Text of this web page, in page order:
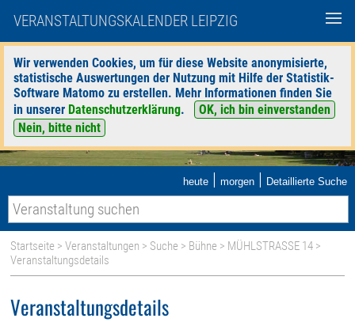
VERANSTALTUNGSKALENDER LEIPZIG
Wir verwenden Cookies, um für diese Website anonymisierte,
statistische Auswertungen der Nutzung mit Hilfe der Statistik-
Software Matomo zu erstellen. Mehr Informationen finden Sie
in unserer Datenschutzerklärung.
OK, ich bin einverstanden
Nein, bitte nicht
heute | morgen | Detaillierte Suche
Startseite >Veranstaltungen > Suche > Bühne > MÜHLSTRASSE 14 >
Veranstaltungsdetails
Veranstaltungsdetails